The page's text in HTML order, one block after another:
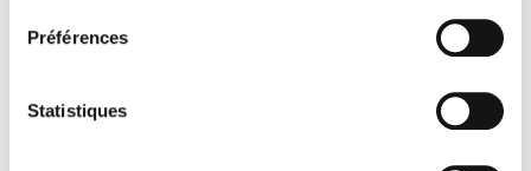
Préférences
Statistiques